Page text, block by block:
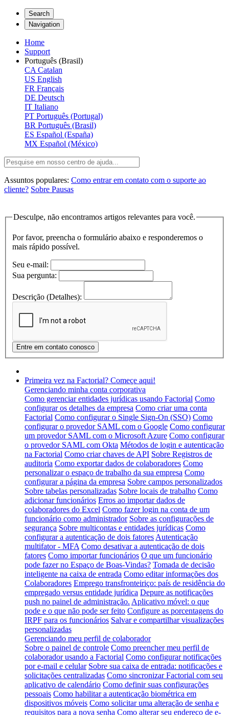
Search
Navigation
Home
Support
Português (Brasil)
CA Catalan
US English
FR Français
DE Deutsch
IT Italiano
PT Português (Portugal)
BR Português (Brasil)
ES Español (España)
MX Español (México)
Assuntos populares: Como entrar em contato com o suporte ao
cliente? Sobre Pausas
Desculpe, não encontramos artigos relevantes para você.
Por favor, preencha o formulário abaixo e responderemos o
mais rápido possível.
Seu e-mail:
Sua pergunta:
Descrição (Detalhes):
Primeira vez na Factorial? Começe aqui!
Gerenciando minha conta corporativa
Como gerenciar entidades jurídicas usando Factorial Como
configurar os detalhes da empresa Como criar uma conta
Factorial Como configurar o Single Sign-On (SSO) Como
configurar o provedor SAML com o Google Como configurar
um provedor SAML com o Microsoft Azure Como configurar
o provedor SAML com Okta Métodos de login e autenticação
na Factorial Como criar chaves de API Sobre Registros de
auditoria Como exportar dados de colaboradores Como
personalizar o espaço de trabalho da sua empresa Como
configurar a página da empresa Sobre campos personalizados
Sobre tabelas personalizadas Sobre locais de trabalho Como
adicionar funcionários Erros ao importar dados de
colaboradores do Excel Como fazer login na conta de um
funcionário como administrador Sobre as configurações de
segurança Sobre multicontas e entidades jurídicas Como
configurar a autenticação de dois fatores Autenticação
multifator - MFA Como desativar a autenticação de dois
fatores Como importar funcionários O que um funcionário
pode fazer no Espaço de Boas-Vindas? Tomada de decisão
inteligente na caixa de entrada Como editar informações dos
Colaboradores Emprego transfronteiriço: país de residência do
empregado versus entidade jurídica Depure as notificações
push no painel de administração. Aplicativo móvel: o que
pode e o que não pode ser feito Configure as porcentagens do
IRPF para os funcionários Salvar e compartilhar visualizações
personalizadas
Gerenciando meu perfil de colaborador
Sobre o painel de controle Como preencher meu perfil de
colaborador usando a Factorial Como configurar notificações
por e-mail e celular Sobre sua caixa de entrada: notificações e
solicitações centralizadas Como sincronizar Factorial com seu
aplicativo de calendário Como definir suas configurações
pessoais Como habilitar a autenticação biométrica em
dispositivos móveis Como solicitar uma alteração de senha e
requisitos para a nova senha Como alterar seu endereço de e-